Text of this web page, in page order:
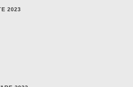
2023